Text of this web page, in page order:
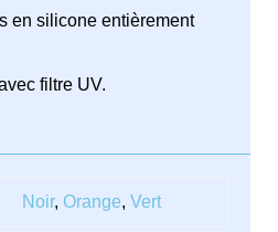
en silicone entièrement
filtre UV.
Noir,Orange,Vert